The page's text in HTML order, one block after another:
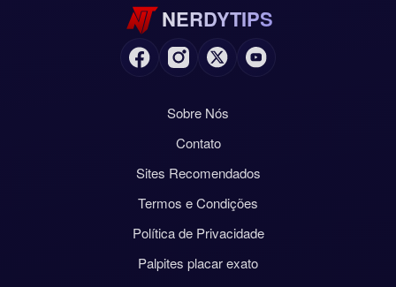
NERDYTIPS
Sobre Nós
Contato
Sites Recomendados
Termos e Condições
Política de Privacidade
Palpites placar exato